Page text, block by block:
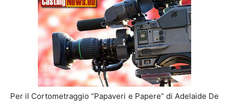
Per il Cortometraggio “Papaveri e Papere” di Adelaide De